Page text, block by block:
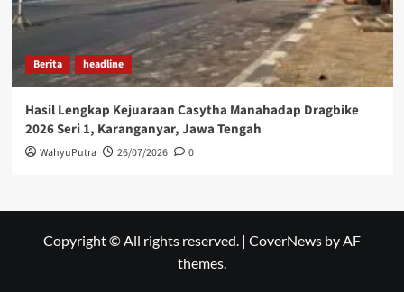
Berita headline
Hasil Lengkap Kejuaraan Casytha Manahadap Dragbike
2026 Seri 1, Karanganyar, Jawa Tengah
WahyuPutra 26/07/2026 0
Copyright © All rights reserved. | CoverNews by AF
themes.